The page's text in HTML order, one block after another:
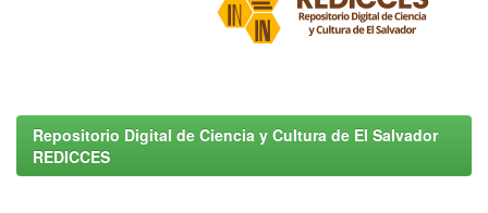
Repositorio Digital de Ciencia y Cultura de El Salvador
REDICCES